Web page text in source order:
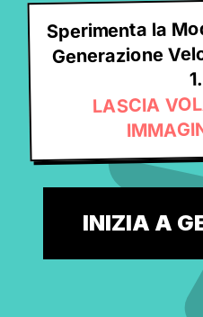
Sperimenta la
Generazione
LASCIA
INIZIA A